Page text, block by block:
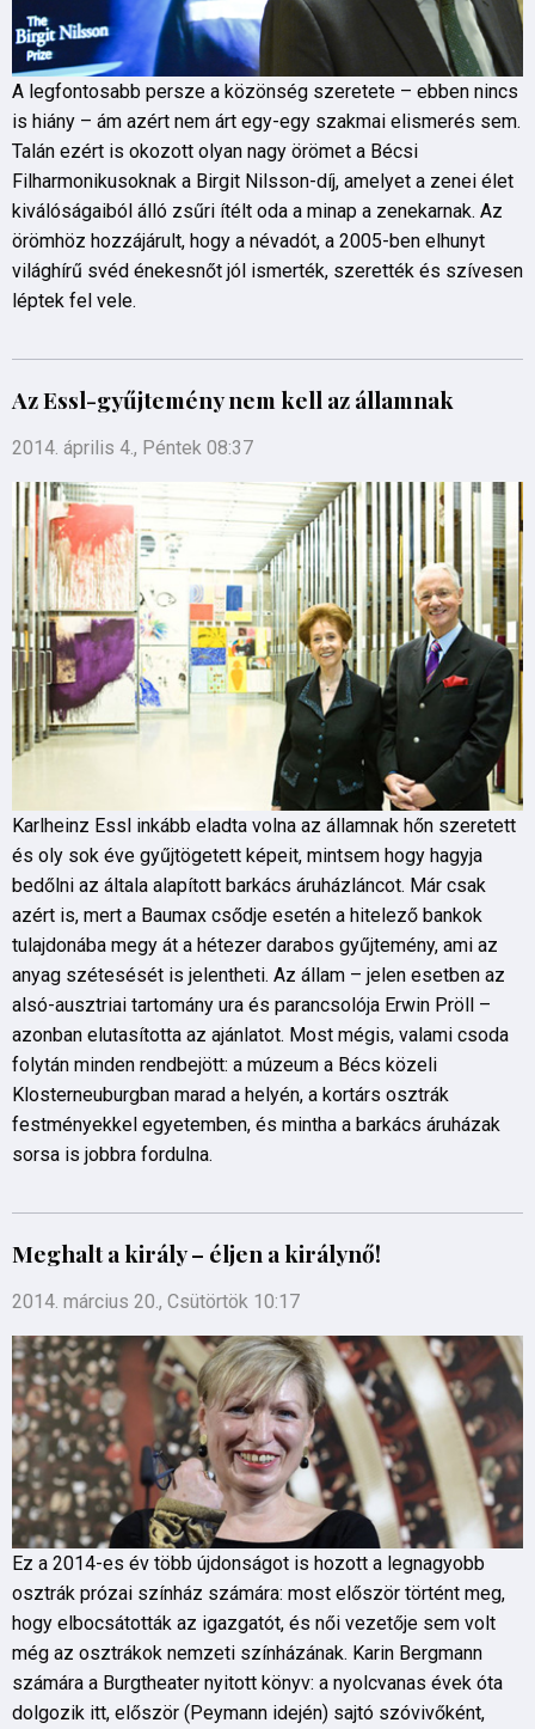
A legfontosabb persze a közönség szeretete – ebben nincs
is hiány – ám azért nem árt egy-egy szakmai elismerés sem.
Talán ezért is okozott olyan nagy örömet a Bécsi
Filharmonikusoknak a Birgit Nilsson-díj, amelyet a zenei élet
kiválóságaiból álló zsűri ítélt oda a minap a zenekarnak. Az
örömhöz hozzájárult, hogy a névadót, a 2005-ben elhunyt
világhírű svéd énekesnőt jól ismerték, szerették és szívesen
léptek fel vele.
Az Essl-gyűjtemény nem kell az államnak
2014. április 4., Péntek 08:37
Karlheinz Essl inkább eladta volna az államnak hőn szeretett
és oly sok éve gyűjtögetett képeit, mintsem hogy hagyja
bedőlni az általa alapított barkács áruházláncot. Már csak
azért is, mert a Baumax csődje esetén a hitelező bankok
tulajdonába megy át a hétezer darabos gyűjtemény, ami az
anyag szétesését is jelentheti. Az állam – jelen esetben az
alsó-ausztriai tartomány ura és parancsolója Erwin Pröll –
azonban elutasította az ajánlatot. Most mégis, valami csoda
folytán minden rendbejött: a múzeum a Bécs közeli
Klosterneuburgban marad a helyén, a kortárs osztrák
festményekkel egyetemben, és mintha a barkács áruházak
sorsa is jobbra fordulna.
Meghalt a király – éljen a királynő!
2014. március 20., Csütörtök 10:17
Ez a 2014-es év több újdonságot is hozott a legnagyobb
osztrák prózai színház számára: most először történt meg,
hogy elbocsátották az igazgatót, és női vezetője sem volt
még az osztrákok nemzeti színházának. Karin Bergmann
számára a Burgtheater nyitott könyv: a nyolcvanas évek óta
dolgozik itt, először (Peymann idején) sajtó szóvivőként,